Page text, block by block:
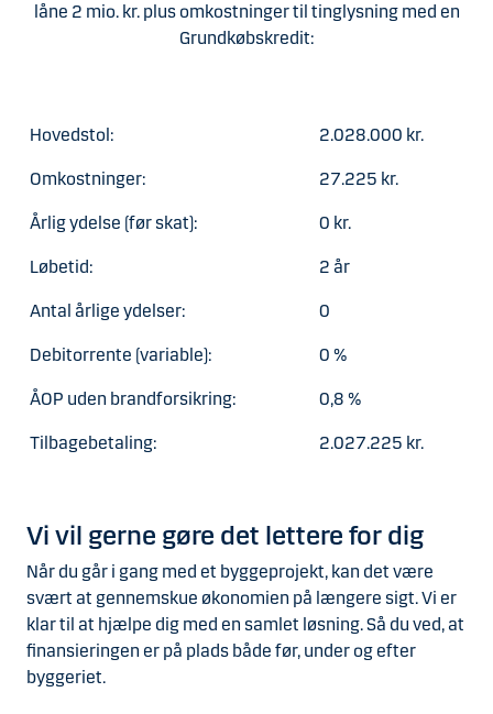
låne 2 mio. kr. plus omkostninger til tinglysning med en
Grundkøbskredit:
Hovedstol: 2.028.000 kr.
Omkostninger: 27.225 kr.
Årlig ydelse (før skat): 0 kr.
Løbetid: 2 år
Antal årlige ydelser: 0
Debitorrente (variable): 0 %
ÅOP uden brandforsikring: 0,8 %
Tilbagebetaling: 2.027.225 kr.
Vi vil gerne gøre det lettere for dig
Når du går i gang med et byggeprojekt, kan det være
svært at gennemskue økonomien på længere sigt. Vi er
klar til at hjælpe dig med en samlet løsning. Så du ved, at
finansieringen er på plads både før, under og efter
byggeriet.